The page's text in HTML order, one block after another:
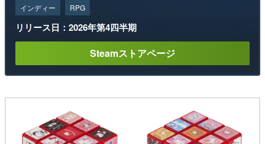
インディー RPG
リリース日：2026年第4四半期
Steamストアページ